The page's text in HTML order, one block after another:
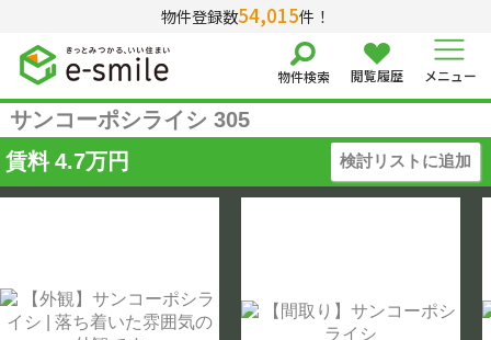
物件登録数54,015件！
物件検索 閲覧履歴 メニュー
サンコーポシライシ 305
賃料 4.7万円 検討リストに追加